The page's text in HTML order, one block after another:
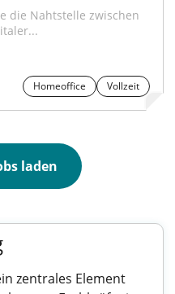
die Nahtstelle zwischen
Homeoffice Vollzeit
laden
zentrales Element